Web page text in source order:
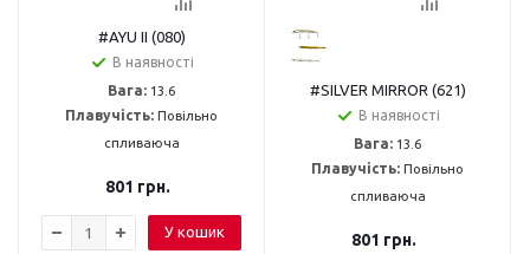
#AYU II (080)
В наявності
Вага: 13.6
Плавучість: Повільно
спливаюча
801 грн.
У кошик
#SILVER MIRROR (621)
В наявності
Вага: 13.6
Плавучість: Повільно
спливаюча
801 грн.